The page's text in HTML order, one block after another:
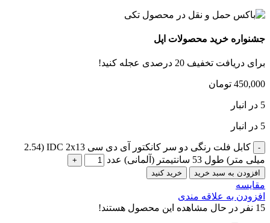
جشنواره خرید محصولات اپل
برای دریافت تخفیف 20 درصدی عجله کنید!
450,000 تومان
5 در انبار
5 در انبار
کابل فلت رنگی دو سر کانکتور آی دی سی IDC 2x13 (2.54
میلی متر) طول 53 سانتیمتر (آلمانی) عدد
افزودن به سبد خرید خرید کنید
مقایسه
افزودن به علاقه مندی
15 نفر در حال مشاهده این محصول هستند!